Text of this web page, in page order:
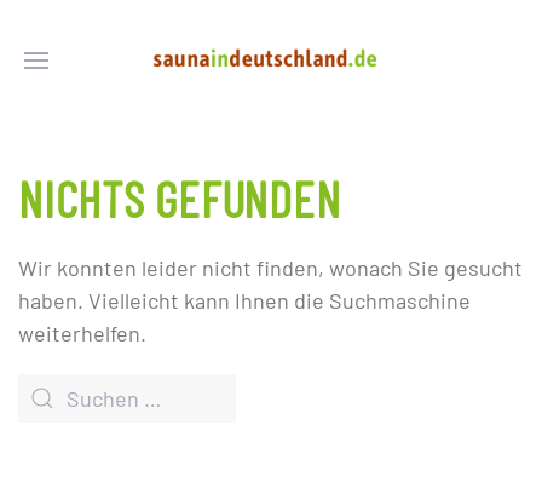
NICHTS GEFUNDEN
Wir konnten leider nicht finden, wonach Sie gesucht
haben. Vielleicht kann Ihnen die Suchmaschine
weiterhelfen.